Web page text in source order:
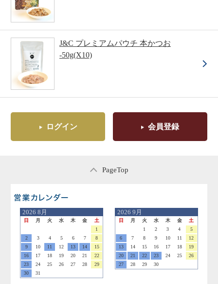
J&C プレミアムパウチ 本かつお
-50g(X10)
ログイン 会員登録
PageTop
2026 8月
日 月 火 水 木 金
土
1
2
3 4 5 6 7
8
9
10 11 12 13 14
15
16
17 18 19 20 21
22
23
24 25 26 27 28
29
30
31
2026 9月
日 月 火 水 木 金
土
1
2 3 4
5
6
7 8 9 10 11
12
13
14 15 16 17 18
19
20
21 22 23 24 25
26
27
28 29 30